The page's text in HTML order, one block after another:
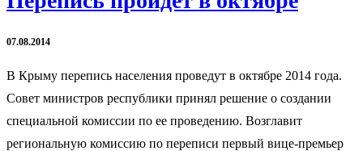
07.08.2014
В Крыму перепись населения проведут в октябре 2014 года.
Совет министров республики принял решение о создании
специальной комиссии по ее проведению. Возглавит
региональную комиссию по переписи первый вице-премьер